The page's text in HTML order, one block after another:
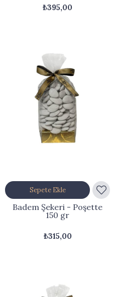
₺395,00
Badem Şekeri - Poşette
150 gr
₺315,00
Sepete Ekle